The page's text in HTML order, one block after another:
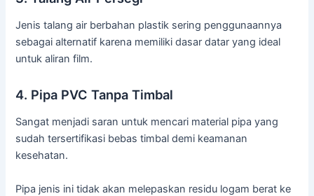
Jenis talang air berbahan plastik sering penggunaannya
sebagai alternatif karena memiliki dasar datar yang ideal
untuk aliran film.
4. Pipa PVC Tanpa Timbal
Sangat menjadi saran untuk mencari material pipa yang
sudah tersertifikasi bebas timbal demi keamanan
kesehatan.
Pipa jenis ini tidak akan melepaskan residu logam berat ke